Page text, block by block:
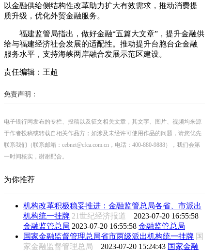
以金融供给侧结构性改革助力扩大有效需求，推动消费提
质升级，优化外贸金融服务。
福建监管局指出，做好金融“五篇大文章”，提升金融供
给与福建经济社会发展的适配性。推动提升台胞台企金融
服务水平，支持海峡两岸融合发展示范区建设。
责任编辑：王超
免责声明：
电子银行网发布的专栏、投稿以及征文相关文章，其文字、图片、视频均来源
于作者投稿或转载自相关作品方；如涉及未经许可使用作品的问题，请您优先
联系我们（联系邮箱：cebnet@cfca.com.cn，电话：400-880-9888），我们会第
一时间核实，谢谢配合。
为你推荐
机构改革积极稳妥推进：金融监管总局各省、市派出
机构统一挂牌 21世纪经济报道 2023-07-20 16:55:58
金融监管总局 2023-07-20 16:55:58 金融监管总局
国家金融监督管理总局省市两级派出机构统一挂牌 国
家金融监督管理总局 2023-07-20 15:24:43 国家金融